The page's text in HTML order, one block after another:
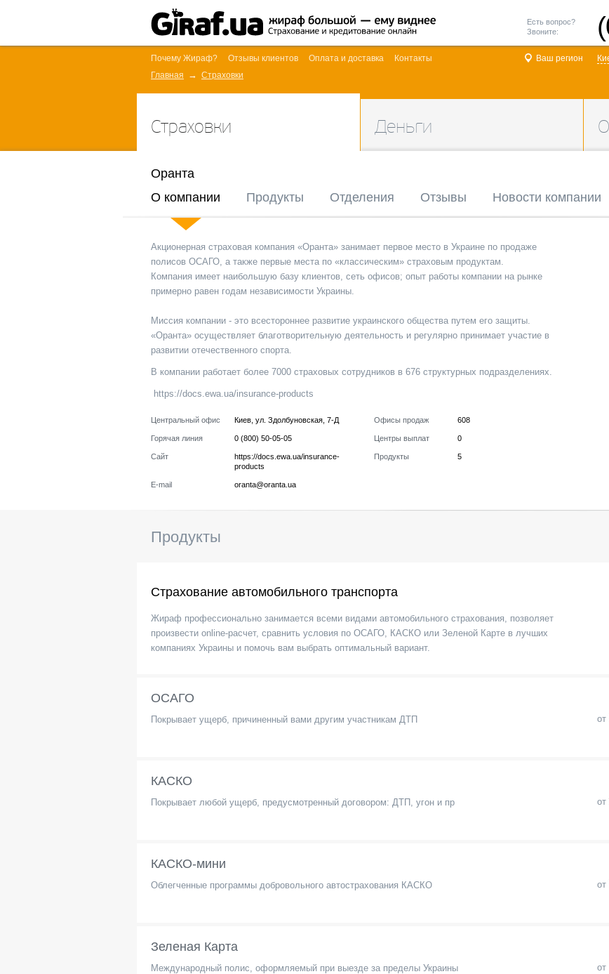
Есть вопрос?
Звоните:
Почему Жираф? Отзывы клиентов Оплата и доставка
Контакты
Главная
Страховки
Ваш регион
Страховки Деньги
Оранта
О компании
Продукты Отделения Отзывы Новости компании
Акционерная страховая компания «Оранта» занимает первое место в Украине по продаже
полисов ОСАГО, а также первые места по «классическим» страховым продуктам.
Компания имеет наибольшую базу клиентов, сеть офисов; опыт работы компании на рынке
примерно равен годам независимости Украины.
Миссия компании - это всестороннее развитие украинского общества путем его защиты.
«Оранта» осуществляет благотворительную деятельность и регулярно принимает участие в
развитии отечественного спорта.
В компании работает более 7000 страховых сотрудников в 676 структурных подразделениях.
https://docs.ewa.ua/insurance-products
Центральный офис Киев ул. Здолбуновская, 7-Д
Горячая линия 0 (800) 50-05-05
Сайт
https://docs.ewa.ua/insurance-
products
E-mail oranta@oranta.ua
Офисы продаж 608
Центры выплат 0
Продукты 5
Продукты
Страхование автомобильного транспорта
Жираф профессионально занимается всеми видами автомобильного страхования, позволяет
произвести online-расчет, сравнить условия по ОСАГО, КАСКО или Зеленой Карте в лучших
компаниях Украины и помочь вам выбрать оптимальный вариант.
ОСАГО
Покрывает ущерб, причиненный вами другим участникам ДТП от
КАСКО
Покрывает любой ущерб, предусмотренный договором: ДТП, угон и пр от
КАСКО-мини
Облегченные программы добровольного автострахования КАСКО от
Зеленая Карта
Международный полис, оформляемый при выезде за пределы Украины от